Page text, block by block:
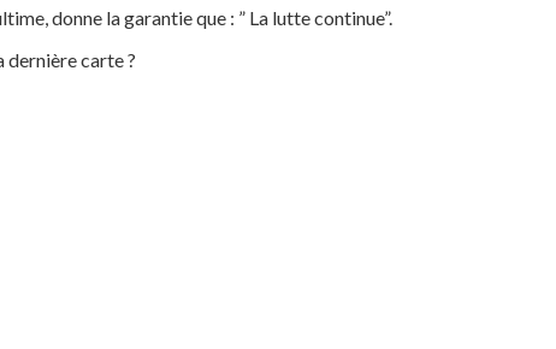
donne la garantie que : ” La lutte continue”.
dernière carte ?